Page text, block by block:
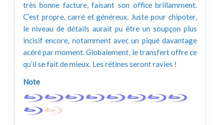
très bonne facture, faisant son office brillamment.
C’est propre, carré et généreux. Juste pour chipoter,
le niveau de détails aurait pu être un soupçon plus
incisif encore, notamment avec un piqué davantage
acéré par moment. Globalement, le transfert offre ce
qu’il se fait de mieux. Les rétines seront ravies !
Note